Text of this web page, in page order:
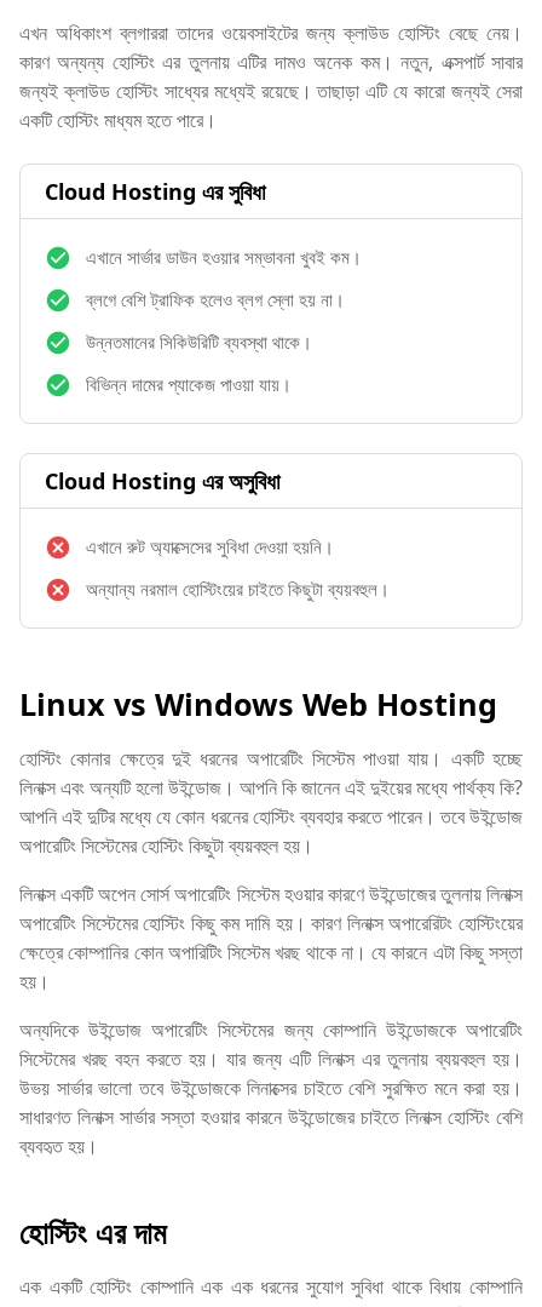
এখন অধিকাংশ ব্লগাররা তাদের ওয়েবসাইটের জন্য ক্লাউড হোস্টিং বেছে নেয়।
কারণ অন্যন্য হোস্টিং এর তুলনায় এটির দামও অনেক কম। নতুন, এক্সপার্ট সাবার
জন্যই ক্লাউড হোস্টিং সাধ্যের মধ্যেই রয়েছে। তাছাড়া এটি যে কারো জন্যই সেরা
একটি হোস্টিং মাধ্যম হতে পারে।
Cloud Hosting এর সুবিধা
এখানে সার্ভার ডাউন হওয়ার সম্ভাবনা খুবই কম।
ব্লগে বেশি ট্রাফিক হলেও ব্লগ স্লো হয় না।
উন্নতমানের সিকিউরিটি ব্যবস্থা থাকে।
বিভিন্ন দামের প্যাকেজ পাওয়া যায়।
Cloud Hosting এর অসুবিধা
এখানে রুট অ্যাক্সেসের সুবিধা দেওয়া হয়নি।
অন্যান্য নরমাল হোস্টিংয়ের চাইতে কিছুটা ব্যয়বহুল।
Linux vs Windows Web Hosting
হোস্টিং কোনার ক্ষেত্রে দুই ধরনের অপারেটিং সিস্টেম পাওয়া যায়। একটি হচ্ছে
লিনাক্স এবং অন্যটি হলো উইন্ডোজ। আপনি কি জানেন এই দুইয়ের মধ্যে পার্থক্য কি?
আপনি এই দুটির মধ্যে যে কোন ধরনের হোস্টিং ব্যবহার করতে পারেন। তবে উইন্ডোজ
অপারেটিং সিস্টেমের হোস্টিং কিছুটা ব্যয়বহুল হয়।
লিনাক্স একটি অপেন সোর্স অপারেটিং সিস্টেম হওয়ার কারণে উইন্ডোজের তুলনায় লিনাক্স
অপারেটিং সিস্টেমের হোস্টিং কিছু কম দামি হয়। কারণ লিনাক্স অপারেরিটং হোস্টিংয়ের
ক্ষেত্রে কোম্পানির কোন অপারিটিং সিস্টেম খরছ থাকে না। যে কারনে এটা কিছু সস্তা
হয়।
অন্যদিকে উইন্ডোজ অপারেটিং সিস্টেমের জন্য কোম্পানি উইন্ডোজকে অপারেটিং
সিস্টেমের খরছ বহন করতে হয়। যার জন্য এটি লিনাক্স এর তুলনায় ব্যয়বহুল হয়।
উভয় সার্ভার ভালো তবে উইন্ডোজকে লিনাক্সের চাইতে বেশি সুরক্ষিত মনে করা হয়।
সাধারণত লিনাক্স সার্ভার সস্তা হওয়ার কারনে উইন্ডোজের চাইতে লিনাক্স হোস্টিং বেশি
ব্যবহৃত হয়।
হোস্টিং এর দাম
এক একটি হোস্টিং কোম্পানি এক এক ধরনের সুযোগ সুবিধা থাকে বিধায় কোম্পানি